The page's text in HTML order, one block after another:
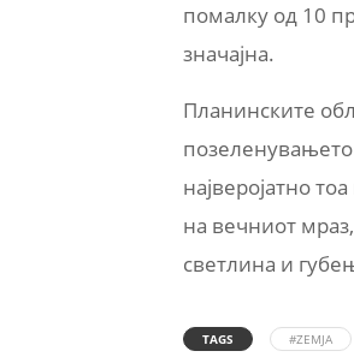
помалку од 10
значајна.
Планинските
позеленувањето
најверојатно
на вечниот
светлина и
TAGS #ZEMJA